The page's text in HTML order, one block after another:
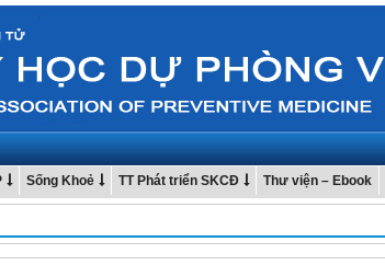
Sống Khoẻ TT Phát triển SKCĐ Thư viện – Ebook